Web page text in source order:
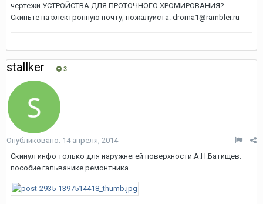
чертежи УСТРОЙСТВА ДЛЯ ПРОТОЧНОГО ХРОМИРОВАНИЯ?
Скиньте на электронную почту, пожалуйста. droma1@rambler.ru
stallker 3
Опубликовано: 14 апреля, 2014
Скинул инфо только для наружнегей поверхности.А.Н.Батищев.
пособие гальванике ремонтника.